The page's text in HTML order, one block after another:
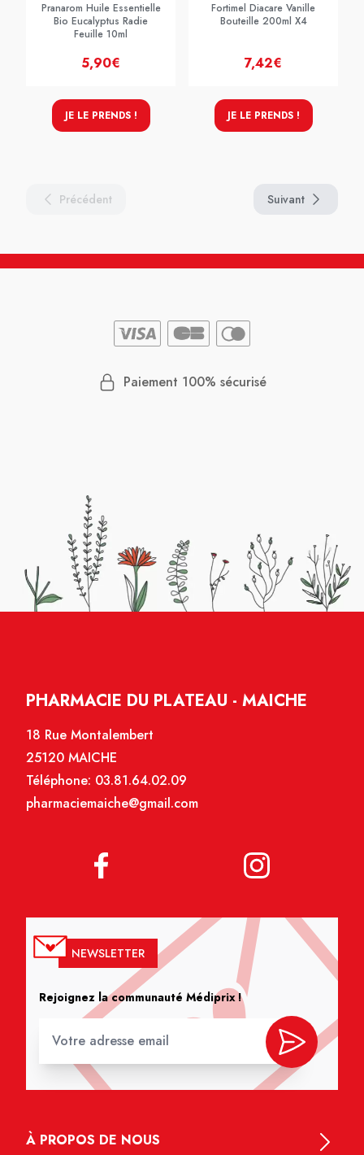
Pranarom Huile Essentielle
Bio Eucalyptus Radie
Feuille 10ml
5,90€
JE LE PRENDS !
Fortimel Diacare Vanille
Bouteille 200ml X4
7,42€
JE LE PRENDS !
Précédent Suivant
Paiement 100% sécurisé
PHARMACIE DU PLATEAU - MAICHE
18 Rue Montalembert
25120 MAICHE
Téléphone: 03.81.64.02.09
pharmaciemaiche@gmail.com
NEWSLETTER
Rejoignez la communauté Médiprix !
À PROPOS DE NOUS